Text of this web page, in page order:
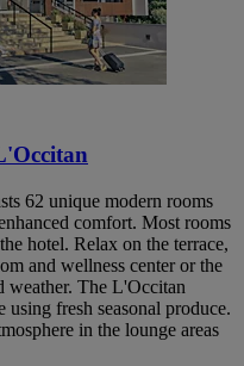
62 unique modern rooms
comfort. Most rooms
hotel. Relax on the terrace,
and wellness center or the
weather. The L'Occitan
using fresh seasonal produce.
in the lounge areas